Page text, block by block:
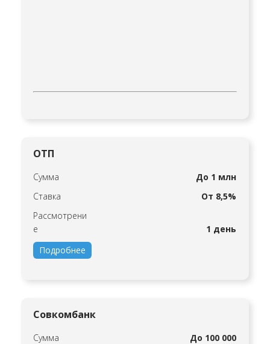
ОТП
Сумма
До 1 млн
Ставка
От 8,5%
Рассмотрени
е
1 день
Подробнее
Совкомбанк
Сумма
До 100 000